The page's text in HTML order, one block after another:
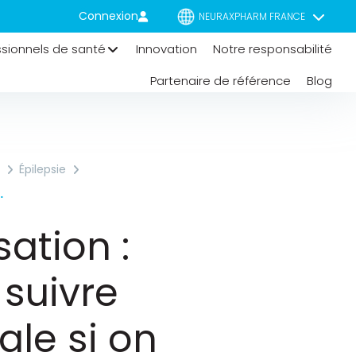
Connexion NEURAXPHARM FRANCE
de santé Innovation
Notre responsabilité
Partenaire de référence
Blog
Épilepsie
Une Épilepsie ?
:
si on